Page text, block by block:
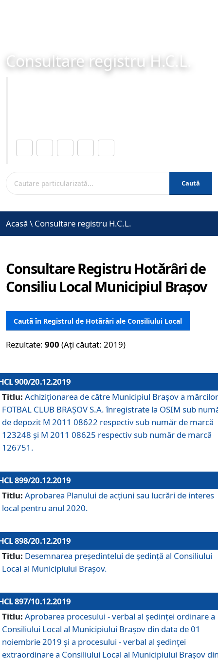
Consultare registru H.C.L.
Caută
Acasă \ Consultare registru H.C.L.
Consultare Registru Hotărâri de
Consiliu Local Municipiul Brașov
Caută în Registrul de Hotărâri ale Consiliului Local
Rezultate: 900 (Ați căutat: 2019)
900/20.12.2019
Titlu: Achiziționarea de către Municipiul Brașov a mărcilor
FOTBAL CLUB BRAȘOV S.A. înregistrate la OSIM sub
de depozit M 2011 08622 respectiv sub număr de marcă
123248 și M 2011 08625 respectiv sub număr de marcă
126751.
899/20.12.2019
Titlu: Aprobarea Planului de acţiuni sau lucrări de interes
local pentru anul 2020.
898/20.12.2019
Titlu: Desemnarea preşedintelui de şedinţă al Consiliului
Local al Municipiului Braşov.
897/10.12.2019
Titlu: Aprobarea procesului - verbal al şedinţei ordinare a
Consiliului Local al Municipiului Brașov din data de 01
noiembrie 2019 și a procesului - verbal al ședinței
extraordinare a Consiliului Local al Municipiului Brașov